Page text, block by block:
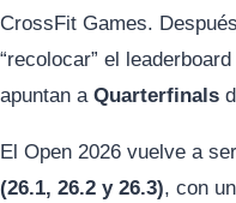
CrossFit Games.
“recolocar” el
apuntan a Quarterfinals
El Open 2026 vuelve a
(26.1, 26.2 y 26.3), con